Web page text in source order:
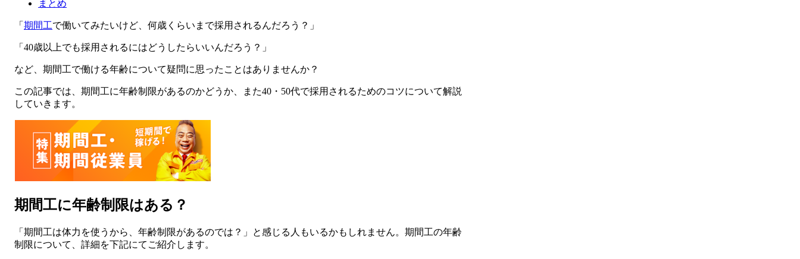
まとめ
「 期間工で働いてみたいけど、何歳くらいまで採用されるんだろう？」
「40歳以上でも採用されるにはどうしたらいいんだろう？」
など、期間工で働ける年齢について疑問に思ったことはありませんか？
この記事では、期間工に年齢制限があるのかどうか、また40・50代で採用されるためのコツについて解説
していきます。
期間工に年齢制限はある？
「期間工は体力を使うから、年齢制限があるのでは？」と感じる人もいるかもしれません。期間工の年齢
制限について、詳細を下記にてご紹介します。